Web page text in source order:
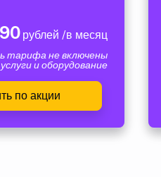
рублей /в месяц
тарифа не включены
и оборудование
по акции